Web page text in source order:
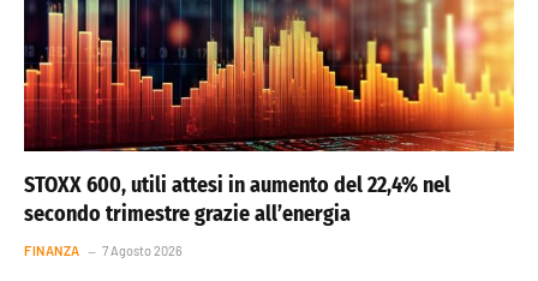
STOXX 600, utili attesi in aumento del 22,4% nel
secondo trimestre grazie all’energia
FINANZA 7 Agosto 2026